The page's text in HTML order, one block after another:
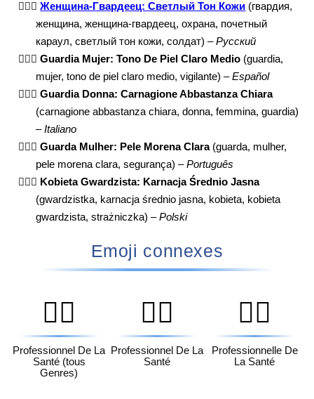
💂🏼‍♀️ Женщина-Гвардеец: Светлый Тон Кожи (гвардия,
женщина, женщина-гвардеец, охрана, почетный
караул, светлый тон кожи, солдат) –Русский
💂🏼‍♀️ Guardia Mujer: Tono De Piel Claro Medio (guardia,
mujer, tono de piel claro medio, vigilante) –Español
💂🏼‍♀️ Guardia Donna: Carnagione Abbastanza Chiara
(carnagione abbastanza chiara, donna, femmina, guardia)
–Italiano
💂🏼‍♀️ Guarda Mulher: Pele Morena Clara(guarda, mulher,
pele morena clara, segurança) –Português
💂🏼‍♀️ Kobieta Gwardzista: Karnacja Średnio Jasna
(gwardzistka, karnacja średnio jasna, kobieta, kobieta
gwardzista, strażniczka) –Polski
Emoji connexes
🧑‍⚕️
Professionnel De La
Santé (tous
Genres)
👨‍⚕️
Professionnel De La
Santé
👩‍⚕️
Professionnelle De
La Santé